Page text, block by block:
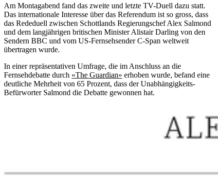
Am Montagabend fand das zweite und letzte TV-Duell dazu statt.
Das internationale Interesse über das Referendum ist so gross, dass
das Rededuell zwischen Schottlands Regierungschef Alex Salmond
und dem langjährigen britischen Minister Alistair Darling von den
Sendern BBC und vom US-Fernsehsender C-Span weltweit
übertragen wurde.
In einer repräsentativen Umfrage, die im Anschluss an die
Fernsehdebatte durch «The Guardian» erhoben wurde, befand eine
deutliche Mehrheit von 65 Prozent, dass der Unabhängigkeits-
Befürworter Salmond die Debatte gewonnen hat.